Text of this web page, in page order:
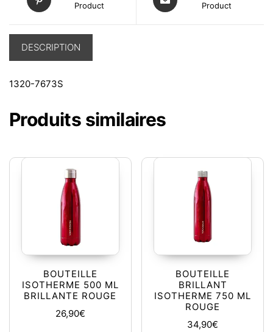
Product
Product
DESCRIPTION
1320-7673S
Produits similaires
BOUTEILLE
ISOTHERME 500 ML
BRILLANTE ROUGE
26,90€
BOUTEILLE
BRILLANT
ISOTHERME 750 ML
ROUGE
34,90€